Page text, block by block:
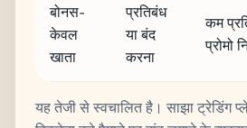
बोनस-
केवल
खाता
प्रतिबंध
या बंद
करना
कम
प्रोमो
यह तेजी से स्वचालित है। साझा ट्रेडिंग